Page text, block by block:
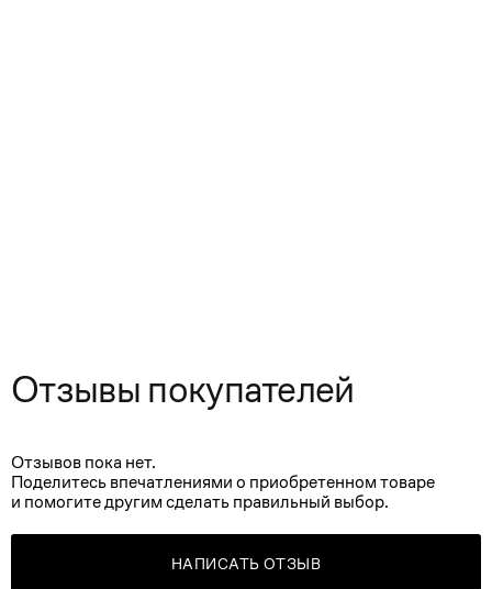
Отзывы покупателей
Отзывов пока нет.
Поделитесь впечатлениями о приобретенном товаре
и помогите другим сделать правильный выбор.
НАПИСАТЬ ОТЗЫВ